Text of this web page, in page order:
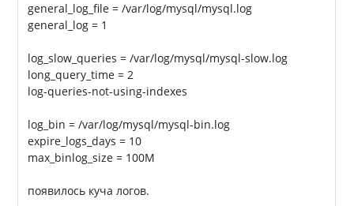
general_log_file = /var/log/mysql/mysql.log
general_log = 1
log_slow_queries = /var/log/mysql/mysql-slow.log
long_query_time = 2
log-queries-not-using-indexes
log_bin = /var/log/mysql/mysql-bin.log
expire_logs_days = 10
max_binlog_size = 100M
появилось куча логов.